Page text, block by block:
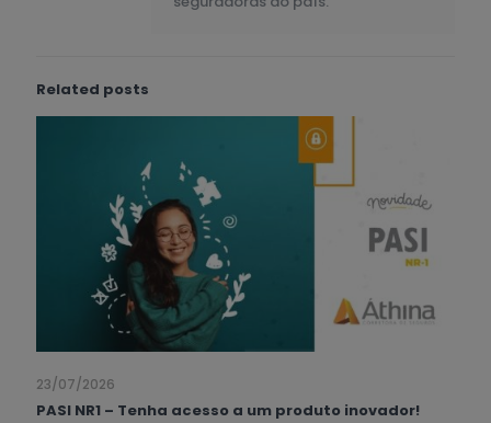
Related posts
23/07/2026
PASI NR1 – Tenha acesso a um produto inovador!